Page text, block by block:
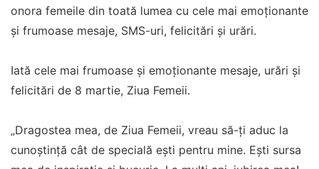
onora femeile din toată lumea cu cele mai emoţionante
şi frumoase mesaje, SMS-uri, felicitări şi urări.
Iată cele mai frumoase şi emoţionante mesaje, urări şi
felicitări de 8 martie, Ziua Femeii.
„Dragostea mea, de Ziua Femeii, vreau să-ți aduc la
cunoștință cât de specială ești pentru mine. Ești sursa